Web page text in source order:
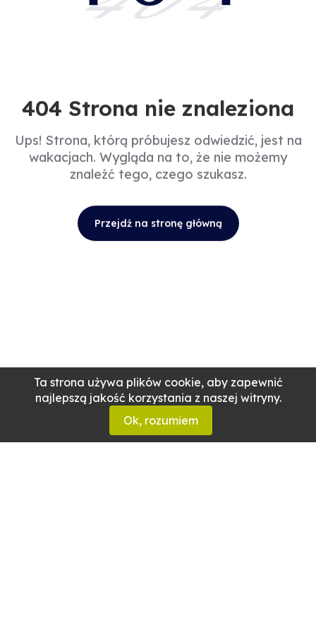
Ta strona używa plików cookie, aby zapewnić
najlepszą jakość korzystania z naszej witryny.
Ok, rozumiem
404 Strona nie znaleziona
Ups! Strona, którą próbujesz odwiedzić, jest na
wakacjach. Wygląda na to, że nie możemy
znaleźć tego, czego szukasz.
Przejdź na stronę główną